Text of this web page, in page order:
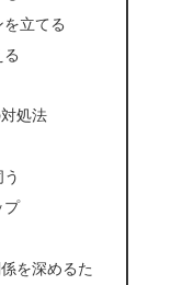
立てる
処法
プ
を深めるた